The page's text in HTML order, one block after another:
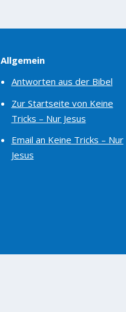
Allgemein
Antworten aus der Bibel
Zur Startseite von Keine
Tricks – Nur Jesus
Email an Keine Tricks – Nur
Jesus